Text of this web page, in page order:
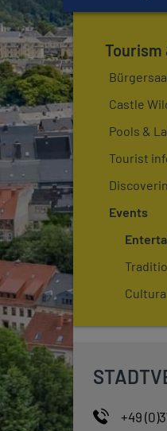
Tourism
Castle
Pools &
Tourist
Events
+49